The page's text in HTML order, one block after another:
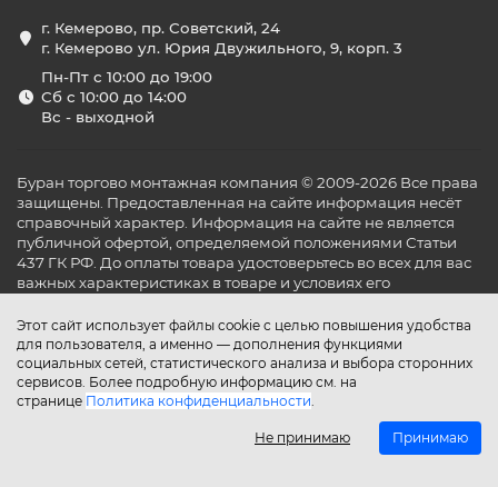
Этот сайт использует файлы cookie с целью повышения удобства
для пользователя, а именно — дополнения функциями
социальных сетей, статистического анализа и выбора сторонних
сервисов. Более подробную информацию см. на
странице Политика конфиденциальности.
Не принимаю Принимаю
г. Кемерово, пр. Советский, 24
г. Кемерово ул. Юрия Двужильного, 9, корп. 3
Пн-Пт с 10:00 до 19:00
Сб с 10:00 до 14:00
Вс - выходной
Буран торгово монтажная компания © 2009-2026 Все права
защищены. Предоставленная на сайте информация несёт
справочный характер. Информация на сайте не является
публичной офертой, определяемой положениями Статьи
437 ГК РФ. До оплаты товара удостоверьтесь во всех для вас
важных характеристиках в товаре и условиях его